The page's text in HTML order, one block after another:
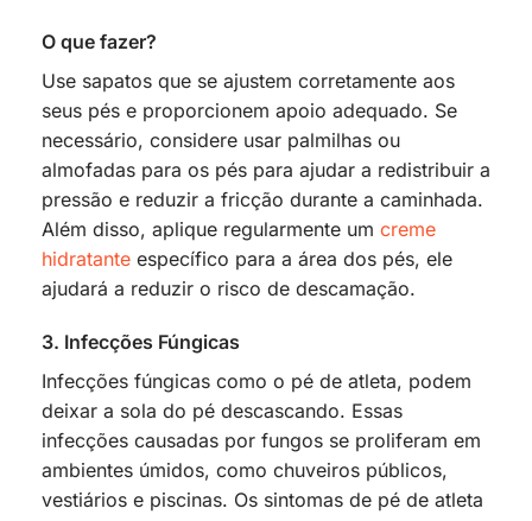
O que fazer?
Use sapatos que se ajustem corretamente aos
seus pés e proporcionem apoio adequado. Se
necessário, considere usar palmilhas ou
almofadas para os pés para ajudar a redistribuir a
pressão e reduzir a fricção durante a caminhada.
Além disso, aplique regularmente um creme
hidratante específico para a área dos pés, ele
ajudará a reduzir o risco de descamação.
3. Infecções Fúngicas
Infecções fúngicas como o pé de atleta, podem
deixar a sola do pé descascando. Essas
infecções causadas por fungos se proliferam em
ambientes úmidos, como chuveiros públicos,
vestiários e piscinas. Os sintomas de pé de atleta